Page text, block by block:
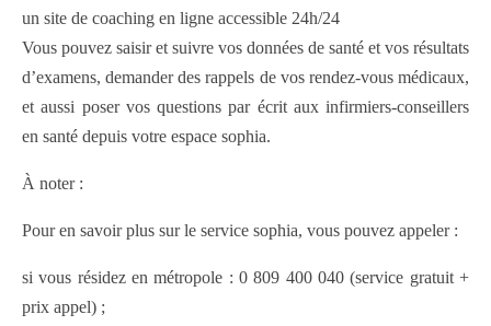
un site de coaching en ligne accessible 24h/24
Vous pouvez saisir et suivre vos données de santé et vos résultats
d’examens, demander des rappels de vos rendez-vous médicaux,
et aussi poser vos questions par écrit aux infirmiers-conseillers
en santé depuis votre espace sophia.
À noter :
Pour en savoir plus sur le service sophia, vous pouvez appeler :
si vous résidez en métropole : 0 809 400 040 (service gratuit +
prix appel) ;